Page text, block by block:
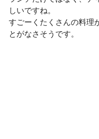
しいですね。
すごーくたくさんの料理
とがなさそうです。